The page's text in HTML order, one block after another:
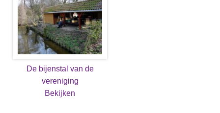
De bijenstal van de
vereniging
Bekijken